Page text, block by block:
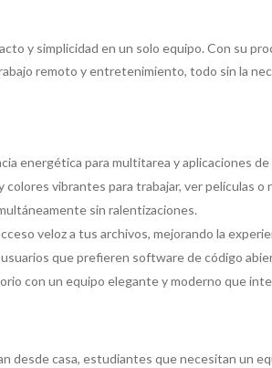
y simplicidad en un solo equipo. Con su
remoto y entretenimiento, todo sin la
energética para multitarea y aplicaciones
colores vibrantes para trabajar, ver películas o
sin ralentizaciones.
veloz a tus archivos, mejorando la
que prefieren software de código
con un equipo elegante y moderno que
desde casa, estudiantes que necesitan un